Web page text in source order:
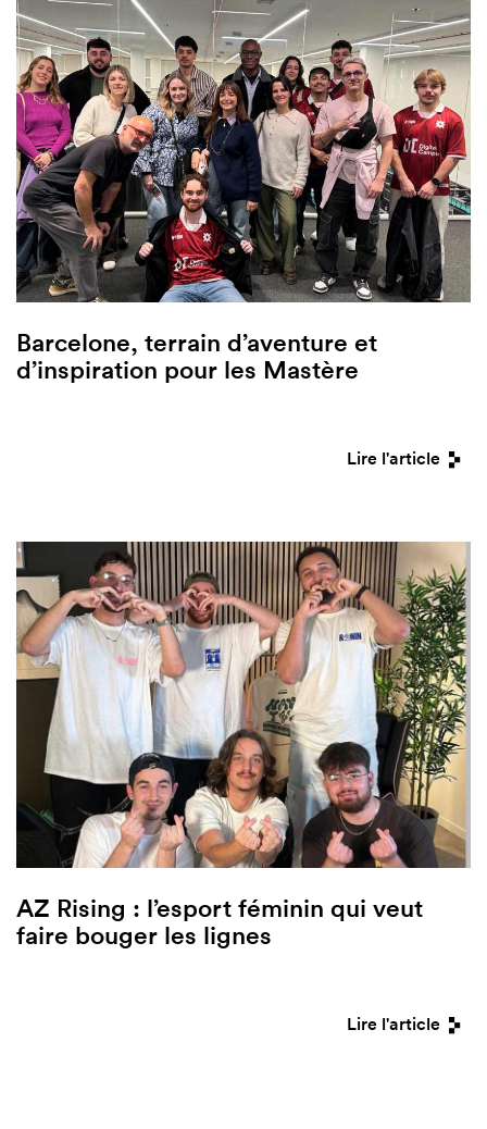
Barcelone, terrain d’aventure et
d’inspiration pour les Mastère
Lire l'article
AZ Rising : l’esport féminin qui veut
faire bouger les lignes
Lire l'article